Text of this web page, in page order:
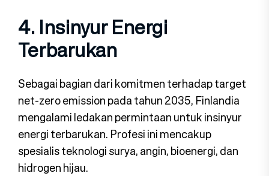
4. Insinyur Energi
Terbarukan
Sebagai bagian dari komitmen terhadap target
net-zero emission pada tahun 2035, Finlandia
mengalami ledakan permintaan untuk insinyur
energi terbarukan. Profesi ini mencakup
spesialis teknologi surya, angin, bioenergi, dan
hidrogen hijau.